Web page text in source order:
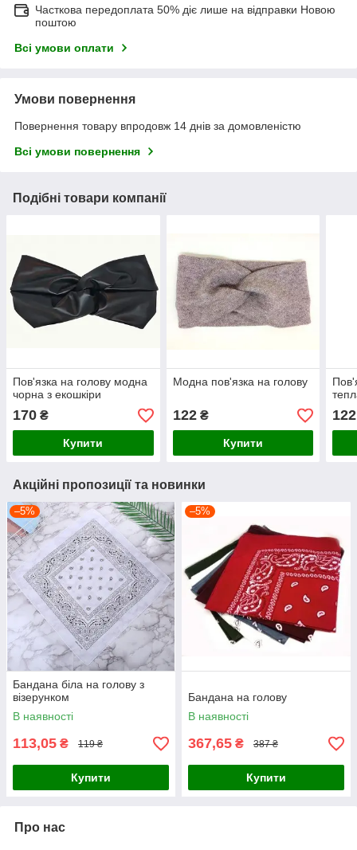
Часткова передоплата 50% діє лише на відправки Новою
поштою
Всі умови оплати
Умови повернення
Повернення товару впродовж 14 днів за домовленістю
Всі умови повернення
Подібні товари компанії
Пов'язка на голову модна
чорна з екошкіри
170 ₴
Купити
Модна пов'язка на голову
122₴
Купити
122
Акційні пропозиції та новинки
–5%
Бандана біла на голову з
візерунком
В наявності
113,05 ₴ 119 ₴
Купити
–5%
Бандана на голову
В наявності
367,65 ₴ 387 ₴
Купити
Про нас